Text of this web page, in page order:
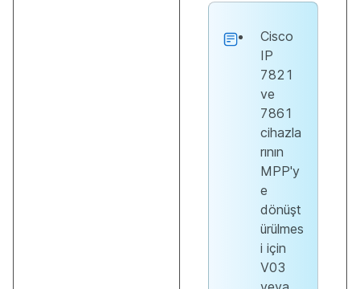
Cisco
IP
7821
ve
7861
cihazla
rının
MPP'y
e
dönüşt
ürülmes
i için
V03